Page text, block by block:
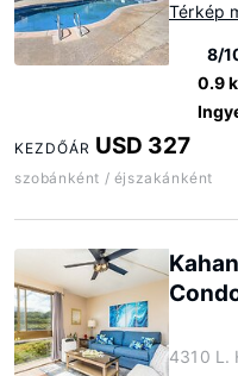
Térkép
8/
0.9
KEZDŐÁR USD 327
szobánként / éjszakánként
4310 L.